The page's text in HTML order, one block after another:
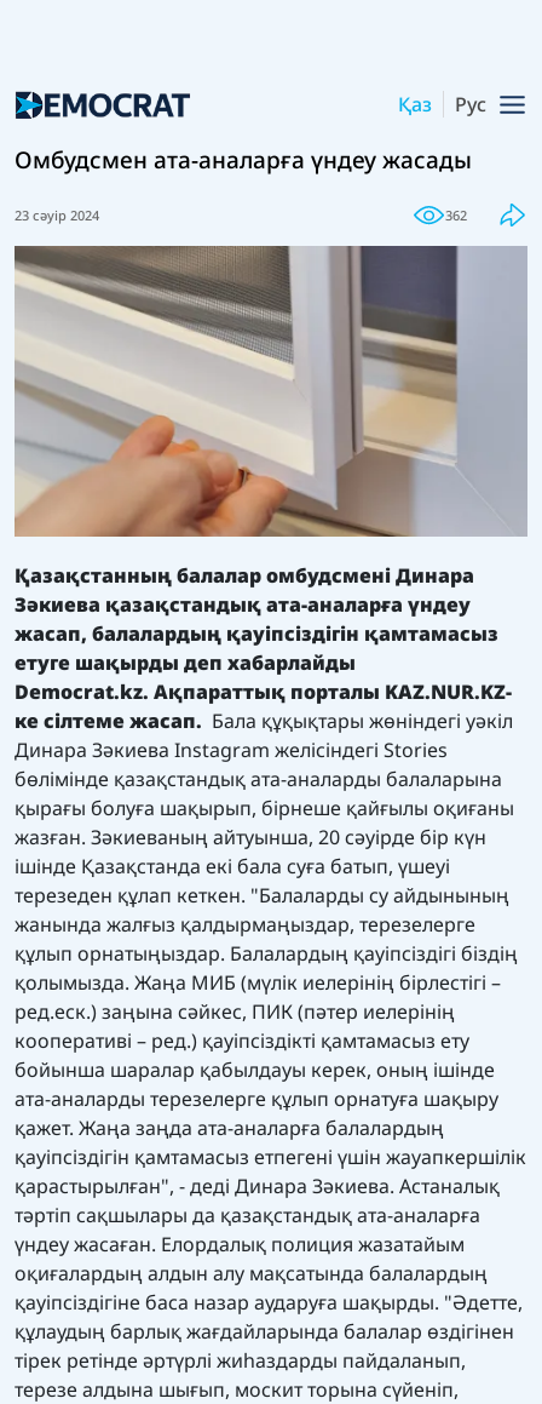
Қаз Рус
Омбудсмен ата-аналарға үндеу жасады
23 сәуір 2024 362
Қазақстанның балалар омбудсмені Динара
Зәкиева қазақстандық ата-аналарға үндеу
жасап, балалардың қауіпсіздігін қамтамасыз
етуге шақырды деп хабарлайды
Democrat.kz. Ақпараттық порталы KAZ.NUR.KZ-
ке сілтеме жасап. Бала құқықтары жөніндегі уәкіл
Динара Зәкиева Instagram желісіндегі Stories
бөлімінде қазақстандық ата-аналарды балаларына
қырағы болуға шақырып, бірнеше қайғылы оқиғаны
жазған. Зәкиеваның айтуынша, 20 сәуірде бір күн
ішінде Қазақстанда екі бала суға батып, үшеуі
терезеден құлап кеткен. "Балаларды су айдынының
жанында жалғыз қалдырмаңыздар, терезелерге
құлып орнатыңыздар. Балалардың қауіпсіздігі біздің
қолымызда. Жаңа МИБ (мүлік иелерінің бірлестігі –
ред.еск.) заңына сәйкес, ПИК (пәтер иелерінің
кооперативі – ред.) қауіпсіздікті қамтамасыз ету
бойынша шаралар қабылдауы керек, оның ішінде
ата-аналарды терезелерге құлып орнатуға шақыру
қажет. Жаңа заңда ата-аналарға балалардың
қауіпсіздігін қамтамасыз етпегені үшін жауапкершілік
қарастырылған", - деді Динара Зәкиева. Астаналық
тәртіп сақшылары да қазақстандық ата-аналарға
үндеу жасаған. Елордалық полиция жазатайым
оқиғалардың алдын алу мақсатында балалардың
қауіпсіздігіне баса назар аударуға шақырды. "Әдетте,
құлаудың барлық жағдайларында балалар өздігінен
тірек ретінде әртүрлі жиһаздарды пайдаланып,
терезе алдына шығып, москит торына сүйеніп,